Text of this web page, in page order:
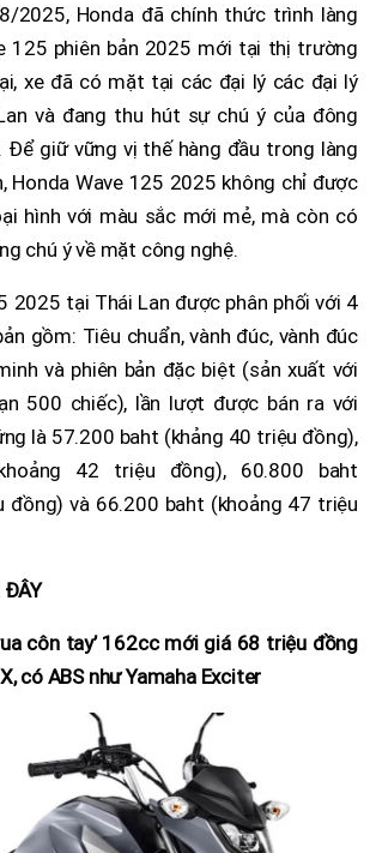
2025, Honda đã chính thức trình làng
125 phiên bản 2025 mới tại thị trường
xe đã có mặt tại các đại lý các đại lý
và đang thu hút sự chú ý của đông
Để giữ vững vị thế hàng đầu trong làng
Honda Wave 125 2025 không chỉ được
hình với màu sắc mới mẻ, mà còn có
chú ý về mặt công nghệ.
2025 tại Thái Lan được phân phối với 4
gồm: Tiêu chuẩn, vành đúc, vành đúc
và phiên bản đặc biệt (sản xuất với
500 chiếc), lần lượt được bán ra với
là 57.200 baht (khảng 40 triệu đồng),
42 triệu đồng), 60.800 baht
đồng) và 66.200 baht (khoảng 47 triệu
côn tay’ 162cc mới giá 68 triệu đồng
có ABS như Yamaha Exciter